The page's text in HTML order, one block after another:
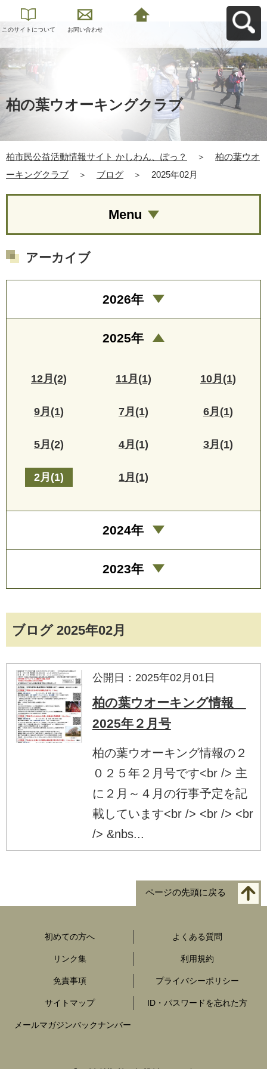
このサイトについて お問い合わせ
柏の葉ウオーキングクラブ
柏市民公益活動情報サイト かしわん、ぽっ？ ＞
柏の葉ウオ
ーキングクラブ
＞ ブログ ＞ 2025年02月
ブログ 2025年02月
公開日：2025年02月01日
柏の葉ウオーキング情報
2025年２月号
柏の葉ウオーキング情報の２
０２５年２月号です<br /> 主
に２月～４月の行事予定を記
載しています<br /> <br /> <br
/> &nbs...
Menu
アーカイブ
2026年
2025年
12月(2) 11月(1) 10月(1)
9月(1) 7月(1) 6月(1)
5月(2) 4月(1) 3月(1)
2月(1) 1月(1)
2024年
2023年
ページの先頭に戻る
初めての方へ よくある質問
リンク集 利用規約
免責事項 プライバシーポリシー
サイトマップ ID・パスワードを忘れた方
メールマガジンバックナンバー